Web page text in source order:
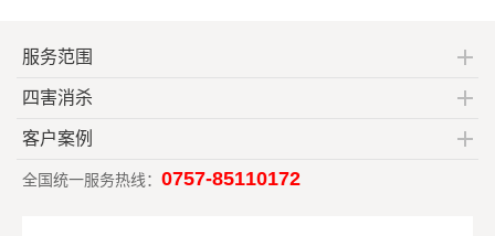
服务范围
四害消杀
客户案例
全国统一服务热线： 0757-85110172